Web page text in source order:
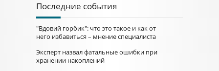
Последние события
"Вдовий горбик": что это такое и как от
него избавиться – мнение специалиста
Эксперт назвал фатальные ошибки при
хранении накоплений